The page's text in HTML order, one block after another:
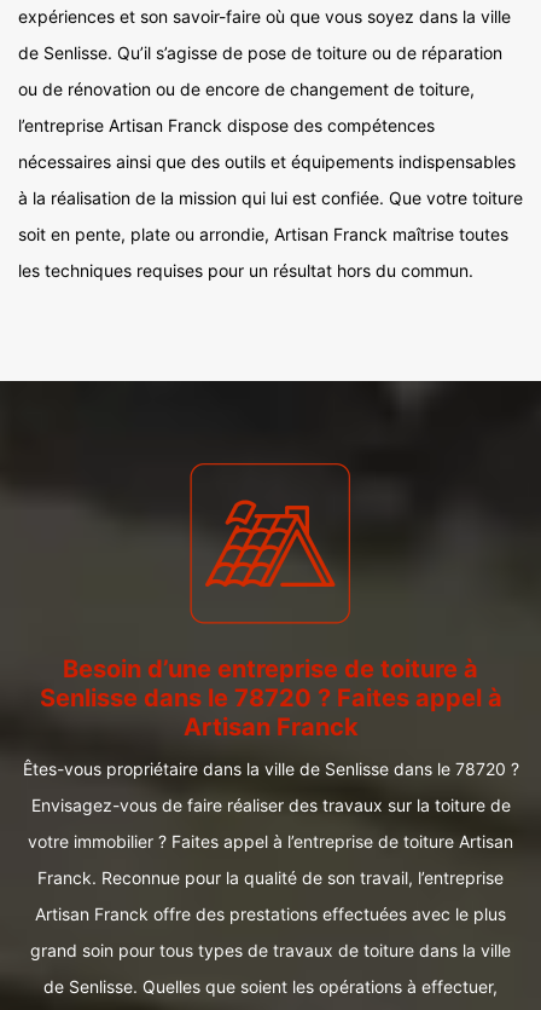
expériences et son savoir-faire où que vous soyez dans la ville
de Senlisse. Qu’il s’agisse de pose de toiture ou de réparation
ou de rénovation ou de encore de changement de toiture,
l’entreprise Artisan Franck dispose des compétences
nécessaires ainsi que des outils et équipements indispensables
à la réalisation de la mission qui lui est confiée. Que votre toiture
soit en pente, plate ou arrondie, Artisan Franck maîtrise toutes
les techniques requises pour un résultat hors du commun.
Besoin d’une entreprise de toiture à
Senlisse dans le 78720 ? Faites appel à
Artisan Franck
Êtes-vous propriétaire dans la ville de Senlisse dans le 78720 ?
Envisagez-vous de faire réaliser des travaux sur la toiture de
votre immobilier ? Faites appel à l’entreprise de toiture Artisan
Franck. Reconnue pour la qualité de son travail, l’entreprise
Artisan Franck offre des prestations effectuées avec le plus
grand soin pour tous types de travaux de toiture dans la ville
de Senlisse. Quelles que soient les opérations à effectuer,